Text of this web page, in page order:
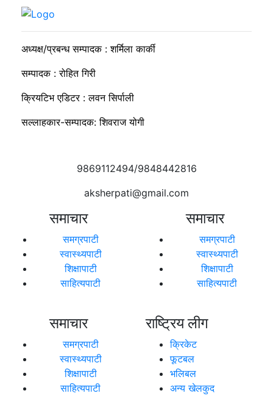
अध्यक्ष/प्रबन्ध सम्पादक : शर्मिला कार्की
सम्पादक : रोहित गिरी
क्रियटिभ एडिटर : लवन सिर्पाली
सल्लाहकार-सम्पादक: शिवराज योगी
9869112494/9848442816
aksherpati@gmail.com
समाचार
समग्रपाटी
स्वास्थ्यपाटी
शिक्षापाटी
साहित्यपाटी
समाचार
समग्रपाटी
स्वास्थ्यपाटी
शिक्षापाटी
साहित्यपाटी
समाचार
समग्रपाटी
स्वास्थ्यपाटी
शिक्षापाटी
साहित्यपाटी
राष्ट्रिय लीग
क्रिकेट
फूटबल
भलिबल
अन्य खेलकुद